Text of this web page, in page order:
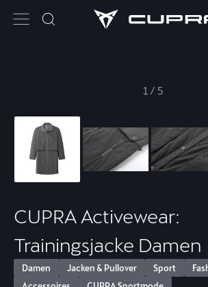
1 / 5
CUPRA Activewear:
Trainingsjacke Damen
Damen Jacken & Pullover Sport